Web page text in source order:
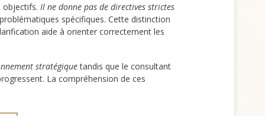
objectifs. Il ne donne pas de directives strictes
spécifiques. Cette distinction
aide à orienter correctement les
stratégiquetandis que le consultant
La compréhension de ces